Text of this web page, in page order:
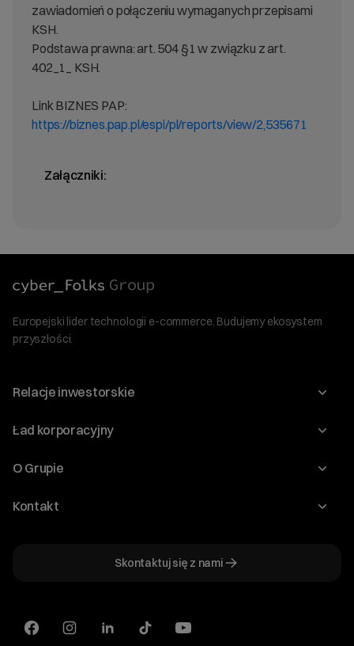
zawiadomień o połączeniu wymaganych przepisami
KSH.
Podstawa prawna: art. 504 §1 w związku z art.
402_1_ KSH.
Link BIZNES PAP:
https://biznes.pap.pl/espi/pl/reports/view/2,535671
Załączniki:
Europejski lider technologii e-commerce. Budujemy ekosystem
przyszłości.
Relacje inwestorskie
Raporty
Ład korporacyjny
Walne Zgromadzenia
O Grupie
O Spółce
Kontakt
Skontaktuj się z nami